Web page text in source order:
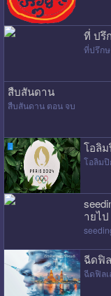
ที่ ปรึ
ที่ปรึก
สืบสันดาน
สืบสันดาน ตอน จบ
โอลิ
โอลิม
ายไ
ฉีดฟิ
ฉีดฟิล